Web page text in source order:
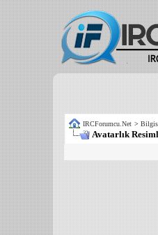
IRCForumcu.Net >
Avatarlık